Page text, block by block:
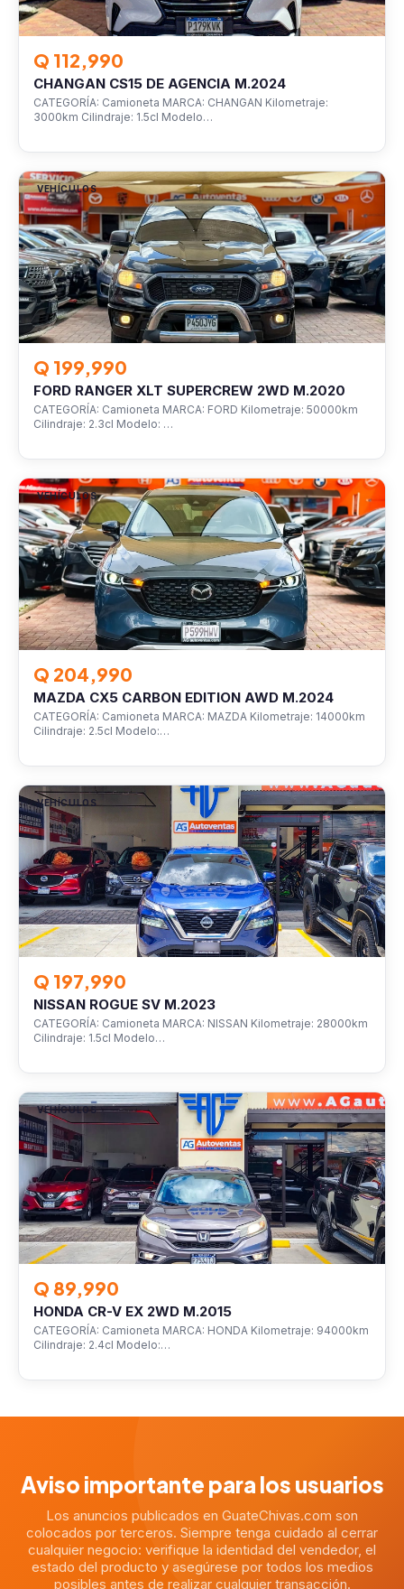
Q 112,990
CHANGAN CS15 DE AGENCIA M.2024
CATEGORÍA: Camioneta MARCA: CHANGAN Kilometraje:
3000km Cilindraje: 1.5cl Modelo…
VEHÍCULOS
Q 199,990
FORD RANGER XLT SUPERCREW 2WD M.2020
CATEGORÍA: Camioneta MARCA: FORD Kilometraje: 50000km
Cilindraje: 2.3cl Modelo: …
VEHÍCULOS
Q 204,990
MAZDA CX5 CARBON EDITION AWD M.2024
CATEGORÍA: Camioneta MARCA: MAZDA Kilometraje: 14000km
Cilindraje: 2.5cl Modelo:…
VEHÍCULOS
Q 197,990
NISSAN ROGUE SV M.2023
CATEGORÍA: Camioneta MARCA: NISSAN Kilometraje: 28000km
Cilindraje: 1.5cl Modelo…
VEHÍCULOS
Q 89,990
HONDA CR-V EX 2WD M.2015
CATEGORÍA: Camioneta MARCA: HONDA Kilometraje: 94000km
Cilindraje: 2.4cl Modelo:…
Aviso importante para los usuarios
Los anuncios publicados en GuateChivas.com son
colocados por terceros. Siempre tenga cuidado al cerrar
cualquier negocio: verifique la identidad del vendedor, el
estado del producto y asegúrese por todos los medios
posibles antes de realizar cualquier transacción.